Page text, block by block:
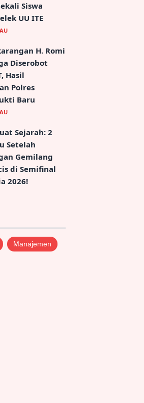
Siswa
UU ITE
H. Romi
Diserobot
Hasil
Polres
Baru
Sejarah: 2
Setelah
Gemilang
di Semifinal
2026!
Manajemen